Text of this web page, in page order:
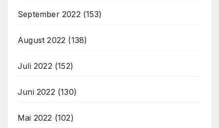
September 2022 (153)
August 2022 (138)
Juli 2022 (152)
Juni 2022 (130)
Mai 2022 (102)